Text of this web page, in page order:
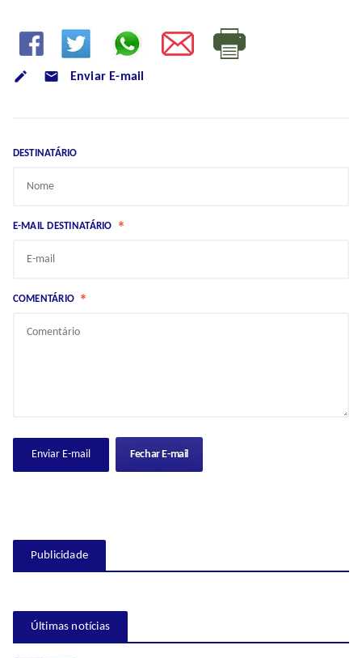
mode_email Enviar E-mail
DESTINATÁRIO
E-MAIL DESTINATÁRIO *
COMENTÁRIO *
Fechar E-mail
Publicidade
Últimas notícias